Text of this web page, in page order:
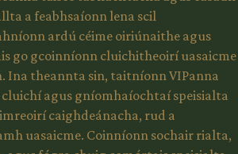
a feabhsaíonn lena scil
ardú céime oiriúnaithe agus
go gcoinníonn cluichitheoirí uasaicme
Ina theannta sin, taitníonn VIPanna
cluichí agus gníomhaíochtaí speisialta
caighdeánacha, rud a
uasaicme. Coinníonn sochair rialta,